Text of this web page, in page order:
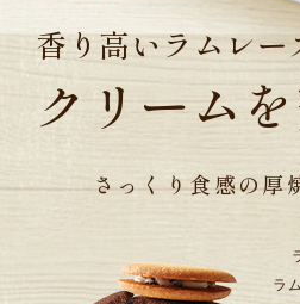
香り高いラムレー
クリーム
さっくり食感の厚
ラ